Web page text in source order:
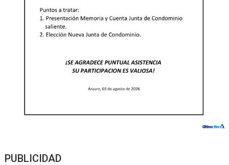
PUBLICIDAD